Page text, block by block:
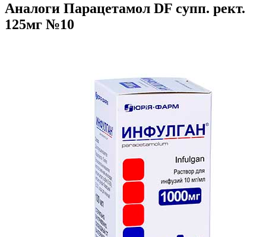
Аналоги Парацетамол DF супп. рект.
125мг №10